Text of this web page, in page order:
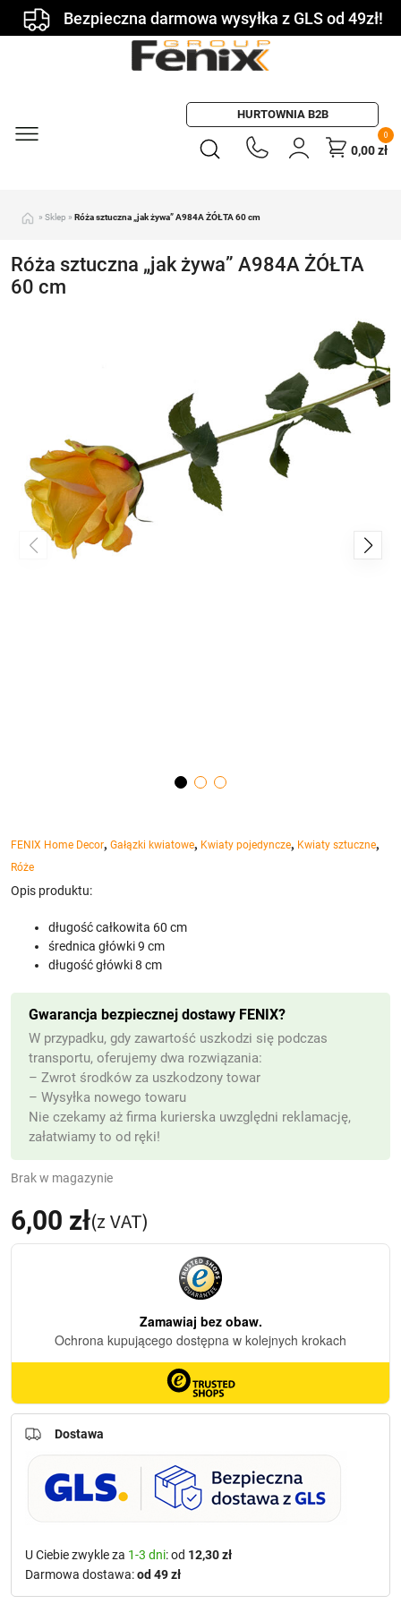
Bezpieczna darmowa wysyłka z GLS od 49zł!
HURTOWNIA B2B
0
0,00zł
» Sklep » Róża sztuczna „jak żywa” A984A ŻÓŁTA 60 cm
Róża sztuczna „jak żywa” A984A ŻÓŁTA
60 cm
FENIX Home Decor, Gałązki kwiatowe, Kwiaty pojedyncze, Kwiaty sztuczne,
Róże
6,00 zł(z VAT)
Opis produktu:
długość całkowita 60 cm
średnica główki 9 cm
długość główki 8 cm
Brak w magazynie
Gwarancja bezpiecznej dostawy FENIX?
W przypadku, gdy zawartość uszkodzi się podczas
transportu, oferujemy dwa rozwiązania:
– Zwrot środków za uszkodzony towar
– Wysyłka nowego towaru
Nie czekamy aż firma kurierska uwzględni reklamację,
załatwiamy to od ręki!
Dostawa
U Ciebie zwykle za 1-3 dni: od 12,30 zł
Darmowa dostawa:od 49 zł